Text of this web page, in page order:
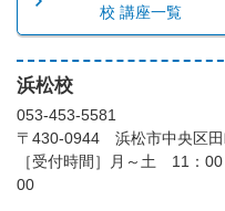
校 講座一覧
浜松校
053-453-5581
〒430-0944 浜松市中央区
［受付時間］月～土 11：
00